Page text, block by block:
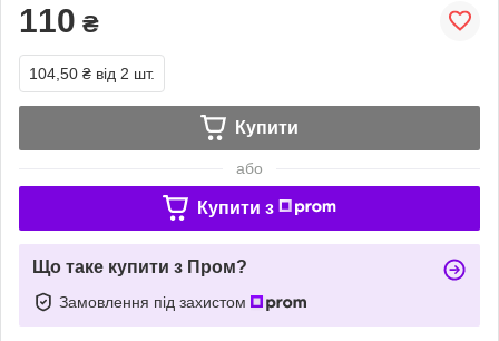
110 ₴
104,50 ₴ від 2 шт.
Купити
або
Купити з
Що таке купити з Пром?
Замовлення під захистом